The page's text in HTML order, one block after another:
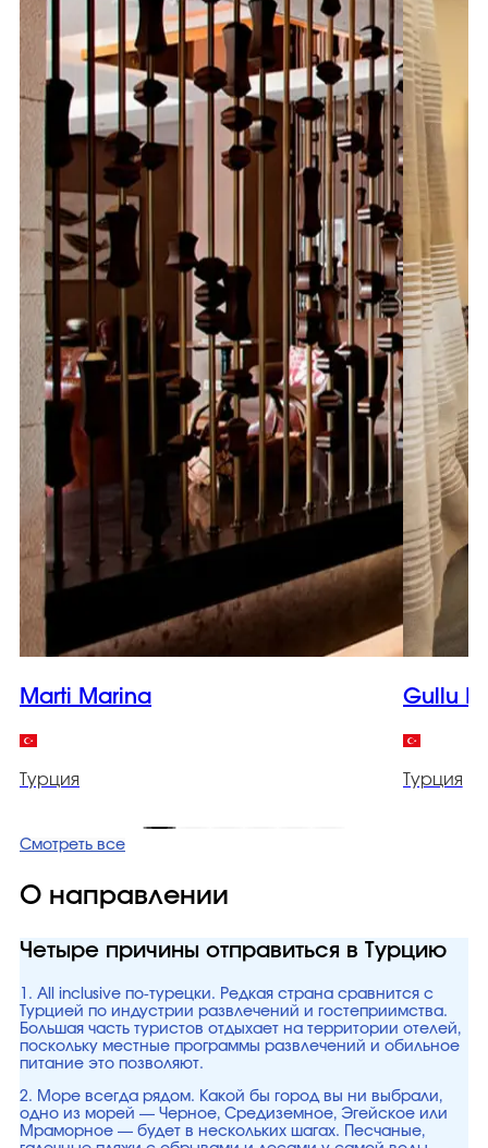
Marti Marina
Турция
Gullu
Турция
Смотреть все
О направлении
Четыре причины отправиться в Турцию
1. All inclusive по-турецки. Редкая страна сравнится с
Турцией по индустрии развлечений и гостеприимства.
Большая часть туристов отдыхает на территории отелей,
поскольку местные программы развлечений и обильное
питание это позволяют.
2. Море всегда рядом. Какой бы город вы ни выбрали,
одно из морей — Черное, Средиземное, Эгейское или
Мраморное — будет в нескольких шагах. Песчаные,